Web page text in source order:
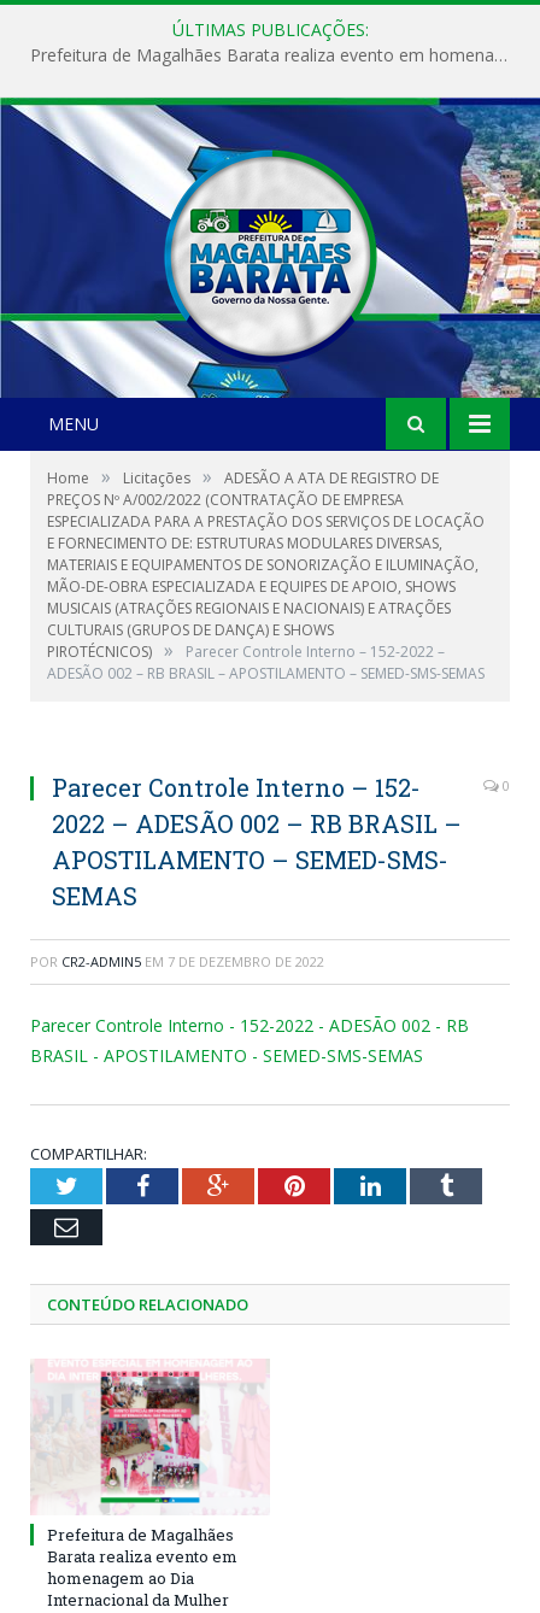
ÚLTIMAS PUBLICAÇÕES:
Prefeitura de Magalhães Barata realiza evento em homenagem ao Dia Internacional da Mulher
MENU
Home » Licitações »
ADESÃO A ATA DE REGISTRO DE
PREÇOS Nº A/002/2022 (CONTRATAÇÃO DE EMPRESA
ESPECIALIZADA PARA A PRESTAÇÃO DOS SERVIÇOS DE LOCAÇÃO
E FORNECIMENTO DE: ESTRUTURAS MODULARES DIVERSAS,
MATERIAIS E EQUIPAMENTOS DE SONORIZAÇÃO E ILUMINAÇÃO,
MÃO-DE-OBRA ESPECIALIZADA E EQUIPES DE APOIO, SHOWS
MUSICAIS (ATRAÇÕES REGIONAIS E NACIONAIS) E ATRAÇÕES
CULTURAIS (GRUPOS DE DANÇA) E SHOWS
PIROTÉCNICOS) »
Parecer Controle Interno – 152-2022 –
ADESÃO 002 – RB BRASIL – APOSTILAMENTO – SEMED-SMS-SEMAS
Parecer Controle Interno – 152-
2022 – ADESÃO 002 – RB BRASIL –
APOSTILAMENTO – SEMED-SMS-
SEMAS
0
POR CR2-ADMIN5 EM 7 DE DEZEMBRO DE 2022
Parecer Controle Interno - 152-2022 - ADESÃO 002 - RB
BRASIL - APOSTILAMENTO - SEMED-SMS-SEMAS
COMPARTILHAR:
TwitterFacebookGoogle+PinterestLinkedInTumblr
Email
CONTEÚDO RELACIONADO
Prefeitura de Magalhães
Barata realiza evento em
homenagem ao Dia
Internacional da Mulher